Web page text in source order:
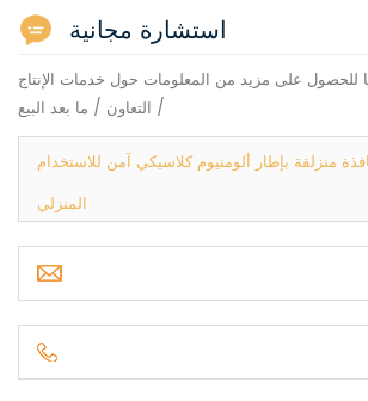
استشارة مجانية
للحصول على مزيد من المعلومات حول خدمات الإنتاج
/ التعاون / ما بعد البيع
منزلقة بإطار ألومنيوم كلاسيكي آمن للاستخدام
المنزلي